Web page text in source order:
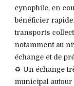
cynophile, en
bénéficier
transports
notamment au
échange et de
♻️ Un échange
municipal autour